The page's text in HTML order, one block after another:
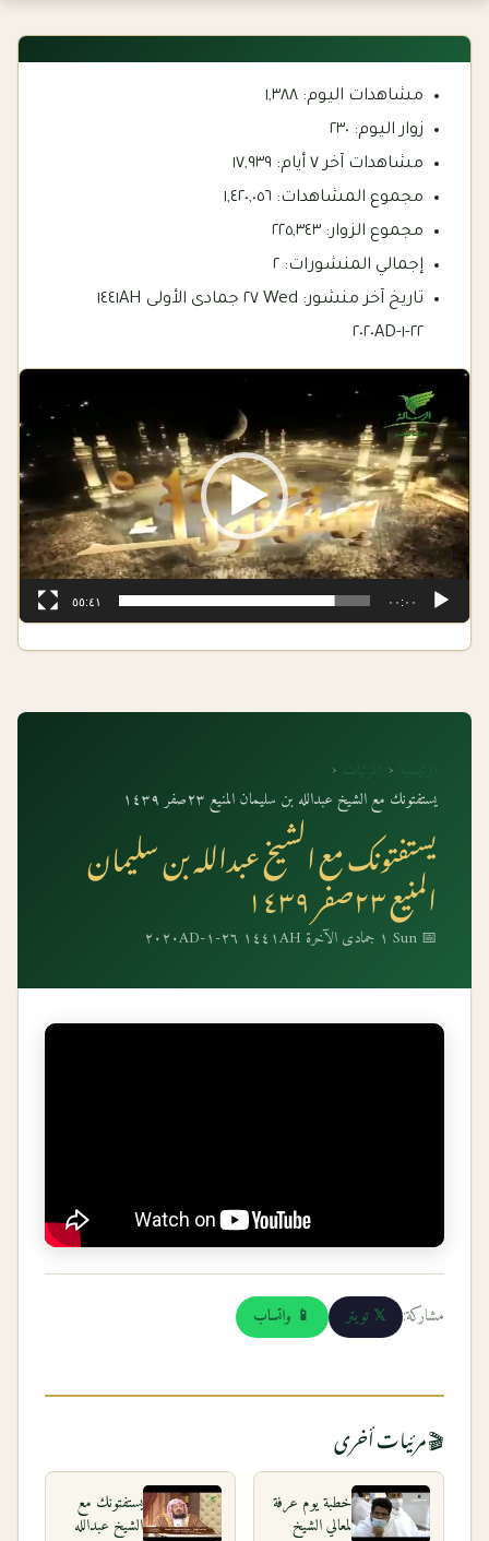
‹ المرئيات ‹
يستفتونك مع الشيخ عبدالله بن سليمان المنيع ٢٣صفر ١٤٣٩
يستفتونك مع الشيخ عبدالله بن سليمان
المنيع ٢٣صفر ١٤٣٩
📅 Sun ١ جمادى الآخرة ١٤٤١AH ٢٦-١-٢٠٢٠AD
مشاركة: 𝕏 تويتر 📱 واتساب
🎬 مرئيات أخرى
خطبة يوم عرفة
لمعالي الشيخ
يستفتونك مع
الشيخ عبدالله
مشاهدات اليوم:١,٣٨٨
زوار اليوم: ٢٣٠
مشاهدات آخر ٧ أيام:
١٧,٩٣٩
مجموع المشاهدات: ١,٤٢٠,٠٥٦
مجموع الزوار:٢٢٥,٣٤٣
إجمالي المنشورات: ٢
تاريخ آخر منشور:
Wed ٢٧ جمادى الأولى ١٤٤١AH
٢٢-١-٢٠٢٠AD
Player
٠٠:٠٠ ٥٥:٤١